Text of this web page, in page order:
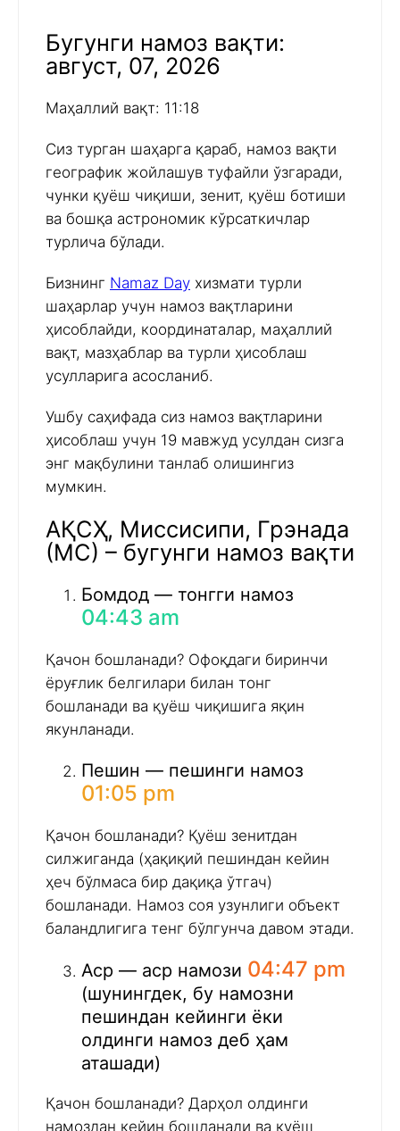
Бугунги намоз вақти:
август, 07, 2026
Маҳаллий вақт: 11:18
Сиз турган шаҳарга қараб, намоз вақти
географик жойлашув туфайли ўзгаради,
чунки қуёш чиқиши, зенит, қуёш ботиши
ва бошқа астрономик кўрсаткичлар
турлича бўлади.
Бизнинг Namaz Day хизмати турли
шаҳарлар учун намоз вақтларини
ҳисоблайди, координаталар, маҳаллий
вақт, мазҳаблар ва турли ҳисоблаш
усулларига асосланиб.
Ушбу саҳифада сиз намоз вақтларини
ҳисоблаш учун 19 мавжуд усулдан сизга
энг мақбулини танлаб олишингиз
мумкин.
АҚСҲ, Миссисипи, Грэнада
(МС) – бугунги намоз вақти
Бомдод — тонгги намоз
04:43 am
Қачон бошланади? Офоқдаги биринчи
ёруғлик белгилари билан тонг
бошланади ва қуёш чиқишига яқин
якунланади.
Пешин — пешинги намоз
01:05 pm
Қачон бошланади? Қуёш зенитдан
силжиганда (ҳақиқий пешиндан кейин
ҳеч бўлмаса бир дақиқа ўтгач)
бошланади. Намоз соя узунлиги объект
баландлигига тенг бўлгунча давом этади.
Аср — аср намози 04:47 pm
(шунингдек, бу намозни
пешиндан кейинги ёки
олдинги намоз деб ҳам
аташади)
Қачон бошланади? Дарҳол олдинги
намоздан кейин бошланади ва қуёш